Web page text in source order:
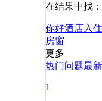
在结果中找：
你好酒店入住
房窗
更多
热门问题最
1